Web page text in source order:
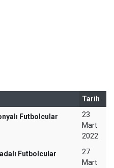
Tarih
Futbolcular
23
Mart
2022
Futbolcular
27
Mart